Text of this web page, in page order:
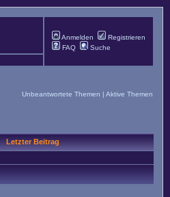
Anmelden
Registrieren
FAQ
Suche
Unbeantwortete Themen | Aktive Themen
Letzter Beitrag